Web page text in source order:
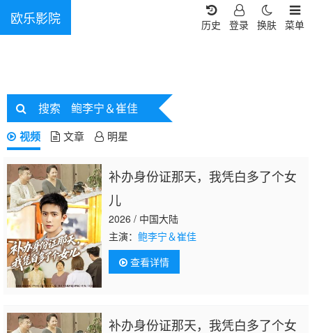
欧乐影院 菜单
换肤
登录
历史
搜索 鲍李宁＆崔佳
视频 文章 明星
补办身份证那天，我凭白多了个女
儿
2026 / 中国大陆
主演： 鲍李宁＆崔佳
查看详情
补办身份证那天，我凭白多了个女